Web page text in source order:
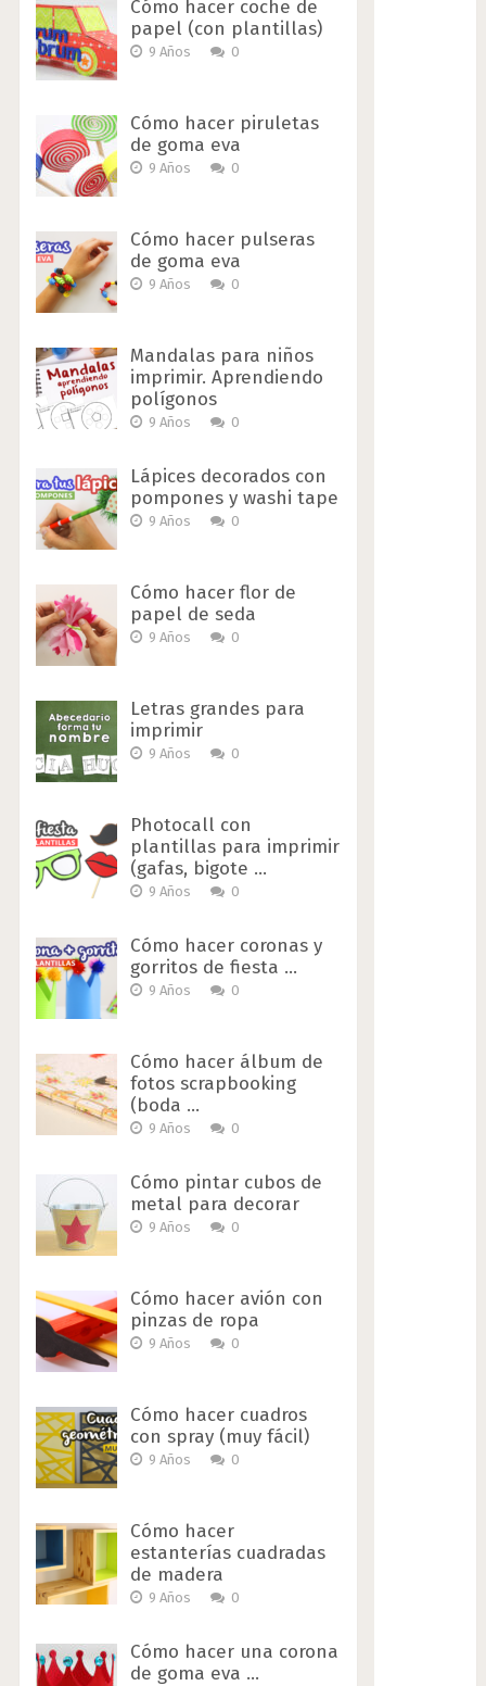
Cómo hacer coche de
papel (con plantillas)
9 Años 0
Cómo hacer piruletas
de goma eva
9 Años 0
Cómo hacer pulseras
de goma eva
9 Años 0
Mandalas para niños
imprimir. Aprendiendo
polígonos
9 Años 0
Lápices decorados con
pompones y washi tape
9 Años 0
Cómo hacer flor de
papel de seda
9 Años 0
Letras grandes para
imprimir
9 Años 0
Photocall con
plantillas para imprimir
(gafas, bigote …
9 Años 0
Cómo hacer coronas y
gorritos de fiesta …
9 Años 0
Cómo hacer álbum de
fotos scrapbooking
(boda …
9 Años 0
Cómo pintar cubos de
metal para decorar
9 Años 0
Cómo hacer avión con
pinzas de ropa
9 Años 0
Cómo hacer cuadros
con spray (muy fácil)
9 Años 0
Cómo hacer
estanterías cuadradas
de madera
9 Años 0
Cómo hacer una corona
de goma eva …